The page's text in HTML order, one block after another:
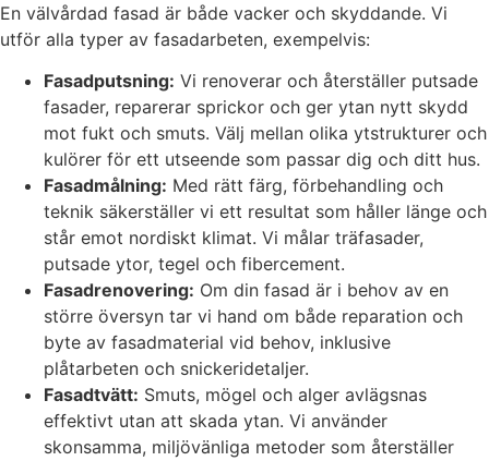
En välvårdad fasad är både vacker och skyddande. Vi
utför alla typer av fasadarbeten, exempelvis:
Fasadputsning: Vi renoverar och återställer putsade
fasader, reparerar sprickor och ger ytan nytt skydd
mot fukt och smuts. Välj mellan olika ytstrukturer och
kulörer för ett utseende som passar dig och ditt hus.
Fasadmålning: Med rätt färg, förbehandling och
teknik säkerställer vi ett resultat som håller länge och
står emot nordiskt klimat. Vi målar träfasader,
putsade ytor, tegel och fibercement.
Fasadrenovering: Om din fasad är i behov av en
större översyn tar vi hand om både reparation och
byte av fasadmaterial vid behov, inklusive
plåtarbeten och snickeridetaljer.
Fasadtvätt: Smuts, mögel och alger avlägsnas
effektivt utan att skada ytan. Vi använder
skonsamma, miljövänliga metoder som återställer